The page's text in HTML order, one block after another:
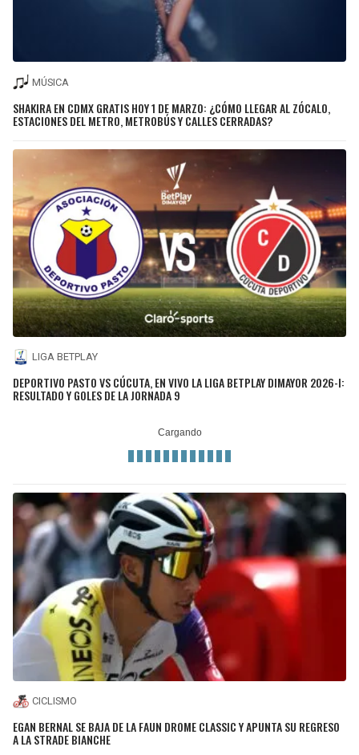
MÚSICA
SHAKIRA EN CDMX GRATIS HOY 1 DE MARZO: ¿CÓMO LLEGAR AL ZÓCALO,
ESTACIONES DEL METRO, METROBÚS Y CALLES CERRADAS?
LIGA BETPLAY
DEPORTIVO PASTO VS CÚCUTA, EN VIVO LA LIGA BETPLAY DIMAYOR 2026-I:
RESULTADO Y GOLES DE LA JORNADA 9
CICLISMO
EGAN BERNAL SE BAJA DE LA FAUN DROME CLASSIC Y APUNTA SU REGRESO
A LA STRADE BIANCHE